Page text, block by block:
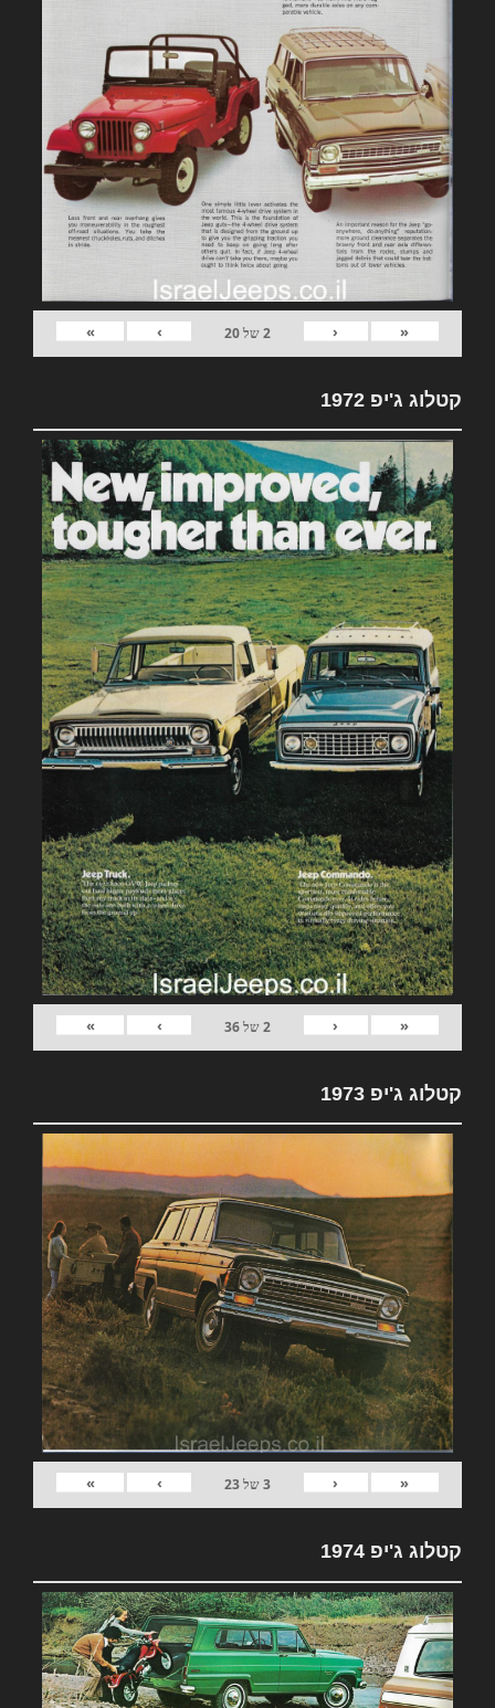
«
‹
2של20
›
»
קטלוג ג'יפ 1972
«
‹
2של36
›
»
קטלוג ג'יפ 1973
«
‹
3של23
›
»
קטלוג ג'יפ 1974